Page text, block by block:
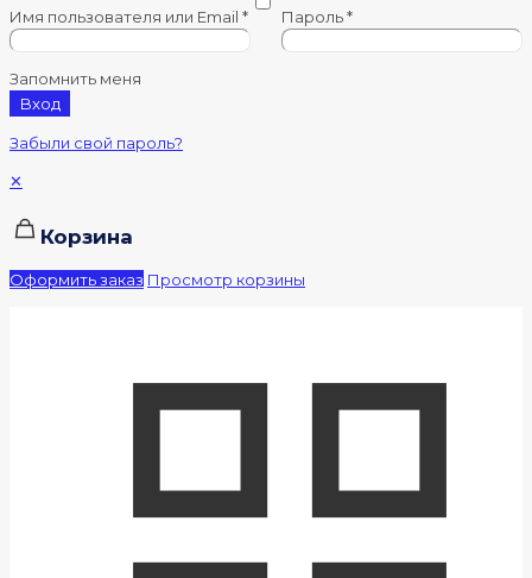
Имя пользователя или Email * Пароль*
Запомнить меня
Вход
Забыли свой пароль?
✕
Корзина
Оформить заказ Просмотр корзины